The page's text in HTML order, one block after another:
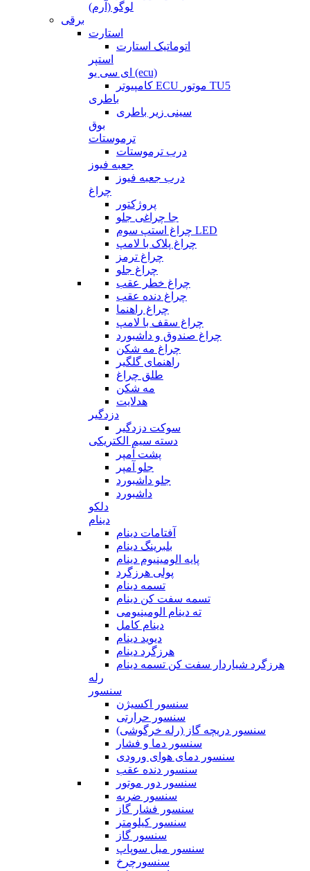
لوگو (آرم)
برقی
استارت
اتوماتیک استارت
استپر
ای سی یو (ecu)
کامپیوتر ECU موتور TU5
باطری
سینی زیر باطری
بوق
ترموستات
درب ترموستات
جعبه فیوز
درب جعبه فیوز
چراغ
پروژکتور
جا چراغی جلو
چراغ استپ سوم LED
چراغ پلاک با لامپ
چراغ ترمز
چراغ جلو
چراغ خطر عقب
چراغ دنده عقب
چراغ راهنما
چراغ سقف با لامپ
چراغ صندوق و داشبورد
چراغ مه شکن
راهنمای گلگیر
طلق چراغ
مه شکن
هدلایت
دزدگیر
سوکت دزدگیر
دسته سیم الکتریکی
پشت آمپر
جلو آمپر
جلو داشبورد
داشبورد
دلکو
دینام
آفتامات دینام
بلبرینگ دینام
پایه الومینیوم دینام
پولی هرزگرد
تسمه دینام
تسمه سفت کن دینام
ته دینام الومینیومی
دینام کامل
دیوید دینام
هرزگرد دینام
هرزگرد شیاردار سفت کن تسمه دینام
رله
سنسور
سنسور اکسیژن
سنسور حرارتی
سنسور دریچه گاز (رله خرگوشی)
سنسور دما و فشار
سنسور دمای هوای ورودی
سنسور دنده عقب
سنسور دور موتور
سنسور ضربه
سنسور فشار گاز
سنسور کیلومتر
سنسور گاز
سنسور میل سوپاپ
سنسورچرخ